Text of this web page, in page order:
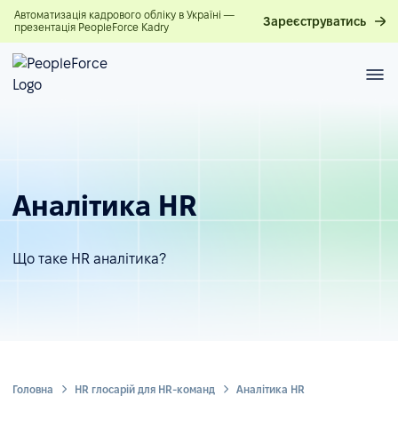
Автоматизація кадрового обліку в Україні —
презентація PeopleForce Kadry
Зареєструватись
Аналітика HR
Що таке HR аналітика?
Головна HR глосарій для HR-команд Аналітика HR